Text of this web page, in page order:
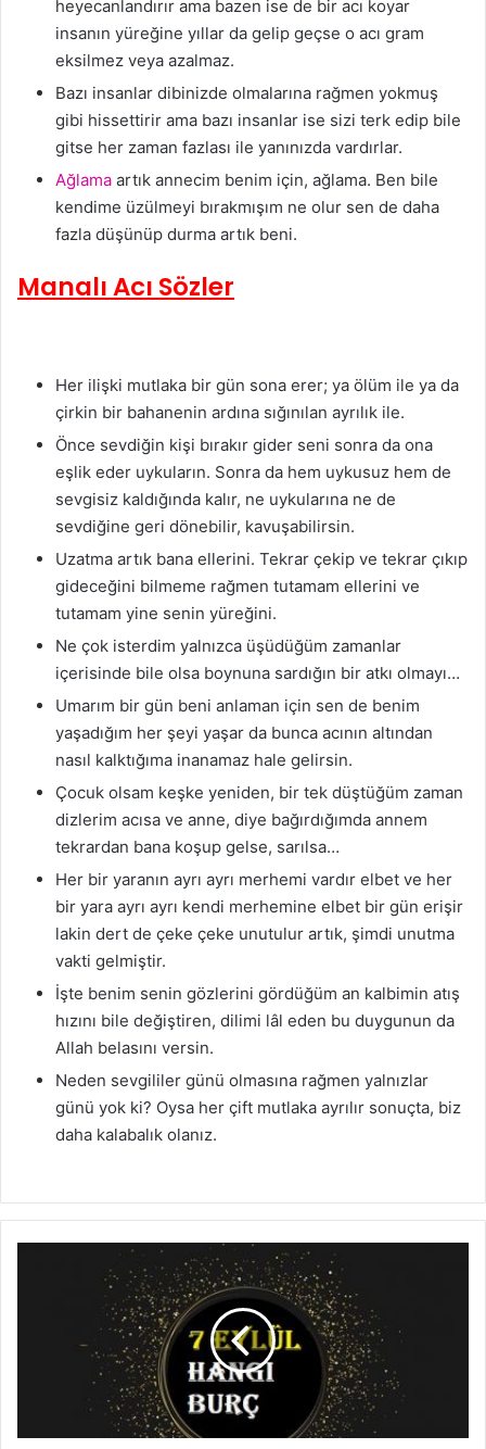
heyecanlandırır ama bazen ise de bir acı koyar
insanın yüreğine yıllar da gelip geçse o acı gram
eksilmez veya azalmaz.
Bazı insanlar dibinizde olmalarına rağmen yokmuş
gibi hissettirir ama bazı insanlar ise sizi terk edip bile
gitse her zaman fazlası ile yanınızda vardırlar.
Ağlama artık annecim benim için, ağlama. Ben bile
kendime üzülmeyi bırakmışım ne olur sen de daha
fazla düşünüp durma artık beni.
Manalı Acı Sözler
Her ilişki mutlaka bir gün sona erer; ya ölüm ile ya da
çirkin bir bahanenin ardına sığınılan ayrılık ile.
Önce sevdiğin kişi bırakır gider seni sonra da ona
eşlik eder uykuların. Sonra da hem uykusuz hem de
sevgisiz kaldığında kalır, ne uykularına ne de
sevdiğine geri dönebilir, kavuşabilirsin.
Uzatma artık bana ellerini. Tekrar çekip ve tekrar çıkıp
gideceğini bilmeme rağmen tutamam ellerini ve
tutamam yine senin yüreğini.
Ne çok isterdim yalnızca üşüdüğüm zamanlar
içerisinde bile olsa boynuna sardığın bir atkı olmayı…
Umarım bir gün beni anlaman için sen de benim
yaşadığım her şeyi yaşar da bunca acının altından
nasıl kalktığıma inanamaz hale gelirsin.
Çocuk olsam keşke yeniden, bir tek düştüğüm zaman
dizlerim acısa ve anne, diye bağırdığımda annem
tekrardan bana koşup gelse, sarılsa…
Her bir yaranın ayrı ayrı merhemi vardır elbet ve her
bir yara ayrı ayrı kendi merhemine elbet bir gün erişir
lakin dert de çeke çeke unutulur artık, şimdi unutma
vakti gelmiştir.
İşte benim senin gözlerini gördüğüm an kalbimin atış
hızını bile değiştiren, dilimi lâl eden bu duygunun da
Allah belasını versin.
Neden sevgililer günü olmasına rağmen yalnızlar
günü yok ki? Oysa her çift mutlaka ayrılır sonuçta, biz
daha kalabalık olanız.